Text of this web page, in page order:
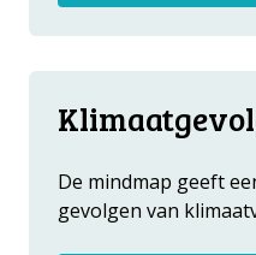
De mindmap geeft
gevolgen van